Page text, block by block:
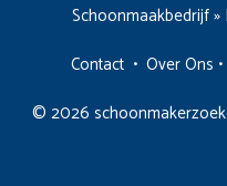
Schoonmaakbedrijf»
Contact • Over Ons •
© 2026